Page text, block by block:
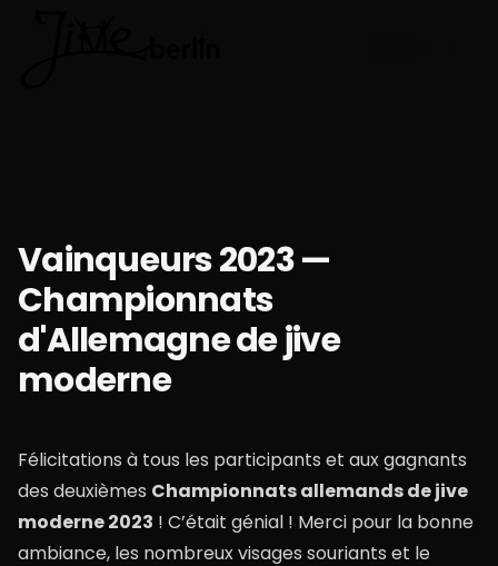
Vainqueurs 2023 —
Championnats
d'Allemagne de jive
moderne
Félicitations à tous les participants et aux gagnants
des deuxièmes Championnats allemands de jive
moderne 2023 ! C’était génial ! Merci pour la bonne
ambiance, les nombreux visages souriants et le